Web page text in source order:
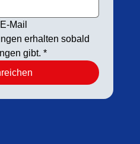
Mail
erhalten sobald
gibt. *